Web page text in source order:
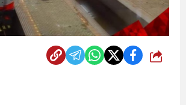
شارك